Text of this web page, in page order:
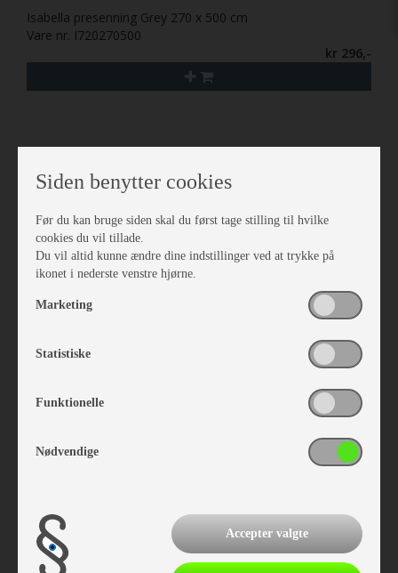
Isabella presenning Grey 270 x 500 cm
Vare nr. I720270500
kr 296,-
kr 99,-
Siden benytter cookies
Før du kan bruge siden skal du først tage stilling til hvilke
cookies du vil tillade.
Du vil altid kunne ændre dine indstillinger ved at trykke på
ikonet i nederste venstre hjørne.
Marketing
Statistiske
Funktionelle
Nødvendige
Accepter valgte